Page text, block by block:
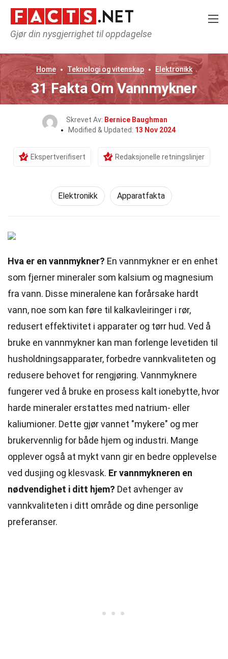
Gjør din nysgjerrighet til oppdagelse
Home Teknologi og vitenskap Elektronikk
31 Fakta Om Vannmykner
Skrevet Av: Bernice Baughman
Modified & Updated: 13 Nov 2024
Ekspertverifisert Redaksjonelle retningslinjer
Elektronikk Apparatfakta
Hva er en vannmykner? En vannmykner er en enhet
som fjerner mineraler som kalsium og magnesium
fra vann. Disse mineralene kan forårsake hardt
vann, noe som kan føre til kalkavleiringer i rør,
redusert effektivitet i apparater og tørr hud. Ved å
bruke en vannmykner kan man forlenge levetiden til
husholdningsapparater, forbedre vannkvaliteten og
redusere behovet for rengjøring. Vannmyknere
fungerer ved å bruke en prosess kalt ionebytte, hvor
harde mineraler erstattes med natrium- eller
kaliumioner. Dette gjør vannet "mykere" og mer
brukervennlig for både hjem og industri. Mange
opplever også at mykt vann gir en bedre opplevelse
ved dusjing og klesvask. Er vannmykneren en
nødvendighet i ditt hjem? Det avhenger av
vannkvaliteten i ditt område og dine personlige
preferanser.